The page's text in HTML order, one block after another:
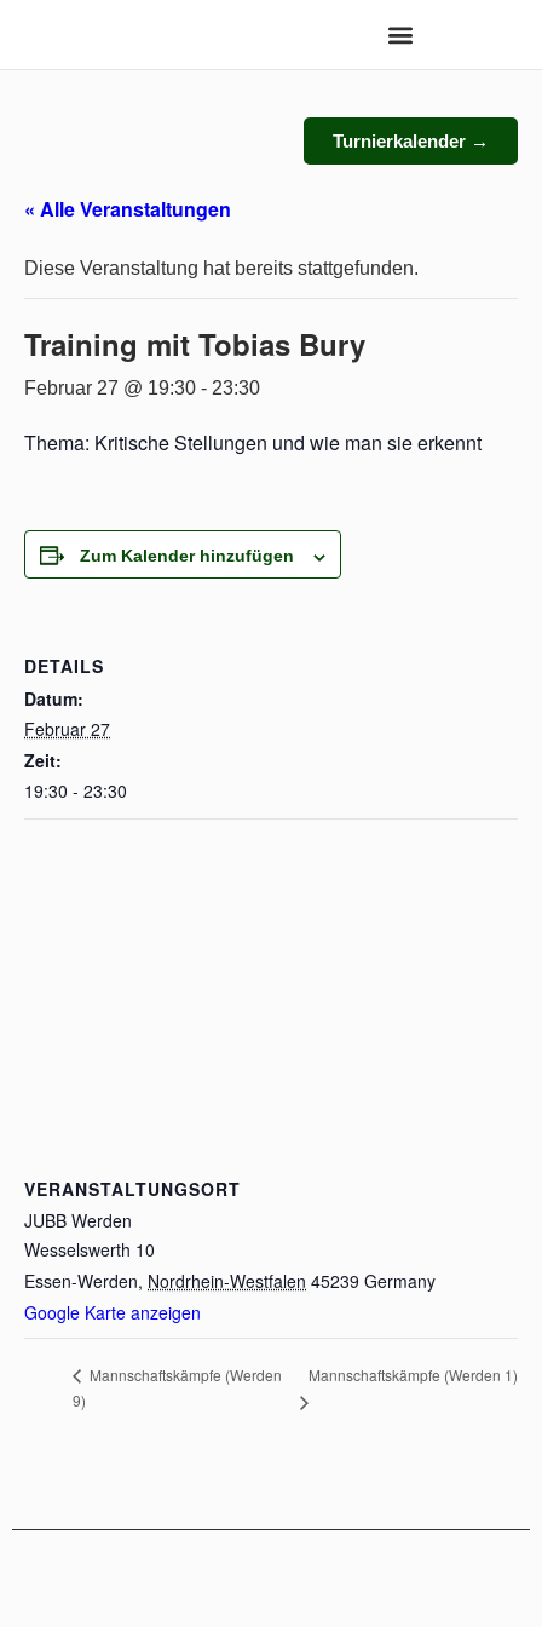
Turnierkalender →
« Alle Veranstaltungen
Diese Veranstaltung hat bereits stattgefunden.
Training mit Tobias Bury
Februar 27 @ 19:30 - 23:30
Thema: Kritische Stellungen und wie man sie erkennt
Zum Kalender hinzufügen
DETAILS
Datum:
Februar 27
Zeit:
19:30 - 23:30
VERANSTALTUNGSORT
JUBB Werden
Wesselswerth 10
Essen-Werden, Nordrhein-Westfalen 45239 Germany
Google Karte anzeigen
Mannschaftskämpfe (Werden
9)
Mannschaftskämpfe (Werden 1)